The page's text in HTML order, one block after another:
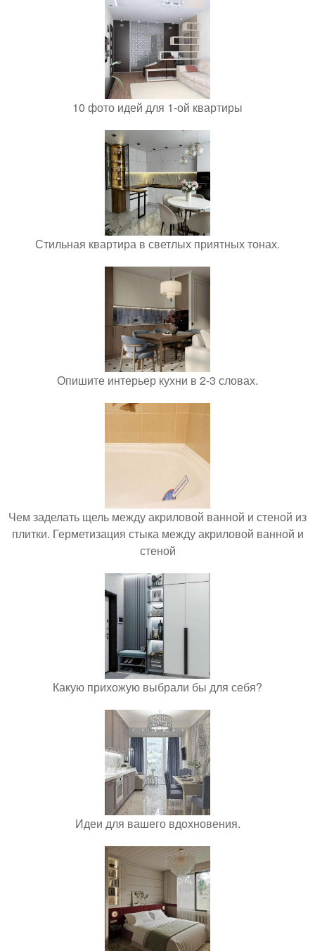
10 фото идей для 1-ой квартиры
Стильная квартира в светлых приятных тонах.
Опишите интерьер кухни в 2-3 словах.
Чем заделать щель между акриловой ванной и стеной из
плитки. Герметизация стыка между акриловой ванной и
стеной
Какую прихожую выбрали бы для себя?
Идеи для вашего вдохновения.